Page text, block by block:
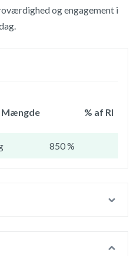
og engagement i
Mængde % af RI
850 %